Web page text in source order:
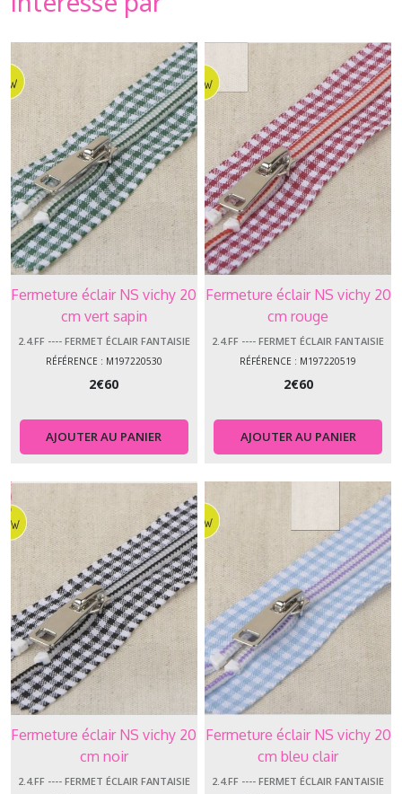
Fermeture éclair NS vichy 20
cm vert sapin
2.4.FF ---- FERMET ÉCLAIR FANTAISIE
RÉFÉRENCE : M197220530
2€60
AJOUTER AU PANIER
Fermeture éclair NS vichy 20
cm rouge
2.4.FF ---- FERMET ÉCLAIR FANTAISIE
RÉFÉRENCE : M197220519
2€60
AJOUTER AU PANIER
Fermeture éclair NS vichy 20
cm noir
2.4.FF ---- FERMET ÉCLAIR FANTAISIE
Fermeture éclair NS vichy 20
cm bleu clair
2.4.FF ---- FERMET ÉCLAIR FANTAISIE